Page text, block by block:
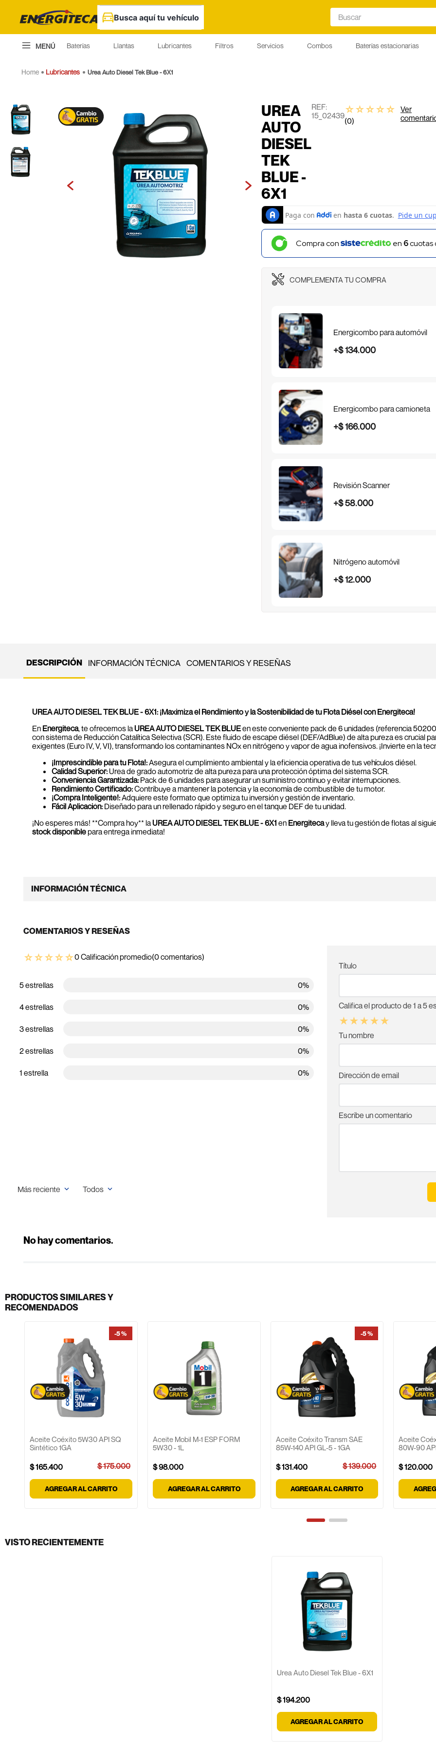
Busca aquí tu vehículo
Buscar
MENÚ Baterías Llantas Lubricantes Filtros Servicios Combos Baterías estacionarias
Lubricantes Urea Auto Diesel Tek Blue - 6X1
UREA
AUTO
DIESEL
TEK
BLUE -
6X1
:
15_02439☆☆☆☆☆
(0)
Ver
Compra con en 6cuotas
COMPLEMENTA TU COMPRA
Energicombo para automóvil
+$134.000
Energicombo para camioneta
+$166.000
Revisión Scanner
+$58.000
Nitrógeno automóvil
+$12.000
DESCRIPCIÓN INFORMACIÓN TÉCNICA COMENTARIOS Y RESEÑAS
UREA AUTO DIESEL TEK BLUE - 6X1: ¡Maximiza el Rendimiento y la Sostenibilidad de tu Flota Diésel con Energiteca!
En Energiteca, te ofrecemos laUREA AUTO DIESEL TEK BLUEen este conveniente pack de 6 unidades (referencia
con sistema de Reducción Catalítica Selectiva (SCR). Este fluido de escape diésel (DEF/AdBlue) de alta pureza es crucial
exigentes (Euro IV, V, VI), transformando los contaminantes NOx en nitrógeno y vapor de agua inofensivos. ¡Invierte en la
¡Imprescindible para tu Flota!:Asegura el cumplimiento ambiental y la eficiencia operativa de tus vehículos diésel.
Calidad Superior:Urea de grado automotriz de alta pureza para una protección óptima del sistema SCR.
Conveniencia Garantizada: Pack de 6 unidades para asegurar un suministro continuo y evitar interrupciones.
Rendimiento Certificado:Contribuye a mantener la potencia y la economía de combustible de tu motor.
¡Compra Inteligente!:Adquiere este formato que optimiza tu inversión y gestión de inventario.
Fácil Aplicación: Diseñado para un rellenado rápido y seguro en el tanque DEF de tu unidad.
¡No esperes más! **Compra hoy** laUREA AUTO DIESEL TEK BLUE - 6X1 en Energitecay lleva tu gestión de flotas al
stock disponiblepara entrega inmediata!
INFORMACIÓN TÉCNICA
COMENTARIOS Y RESEÑAS
☆☆☆☆☆0 Calificación promedio(0 comentarios)
5 estrellas 0%
4 estrellas 0%
3 estrellas 0%
2 estrellas 0%
1 estrella 0%
Título
Califica el producto de 1 a 5
★★★★★
Tu nombre
Dirección de email
Escribe un comentario
Más reciente Todos
No hay comentarios.
PRODUCTOS SIMILARES Y
RECOMENDADOS
-5 %
Aceite Coéxito 5W30 API SQ
Sintético 1GA
$165.400 $175.000
AGREGAR AL CARRITO
Aceite Mobil M-1 ESP FORM
5W30 - 1L
$98.000
AGREGAR AL CARRITO
-5 %
Aceite Coéxito Transm SAE
85W-140 API GL-5 - 1GA
$131.400 $139.000
AGREGAR AL CARRITO
Aceite
80W-90
$120.000
VISTO RECIENTEMENTE
Urea Auto Diesel Tek Blue - 6X1
$194.200
AGREGAR AL CARRITO